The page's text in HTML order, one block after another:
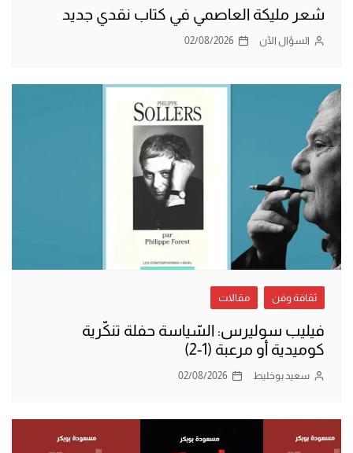
شعر مليكة العاصمي في كتاب نقدي جديد
السؤال الآن 02/08/2026
ثقافة وفن مقالات
فيليب سوليرس: السّياسة حفلة تنكّرية
كوميدية أو مرعبة (1-2)
سعيد بوخليط 02/08/2026